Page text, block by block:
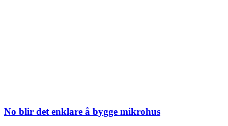
No blir det enklare å bygge mikrohus